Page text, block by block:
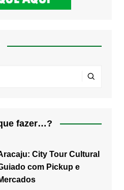
fazer…?
City Tour Cultural
com Pickup e